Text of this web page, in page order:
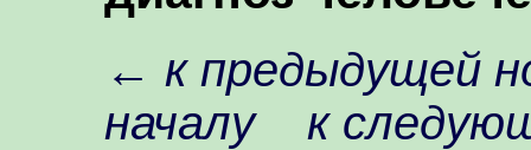
← к предыдущей
началу
к